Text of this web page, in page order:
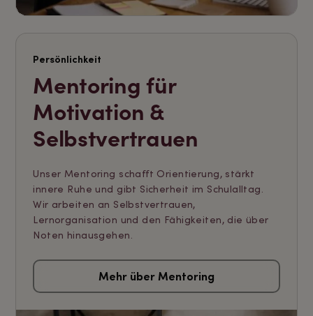
Persönlichkeit
Mentoring für
Motivation &
Selbstvertrauen
Unser Mentoring schafft Orientierung, stärkt
innere Ruhe und gibt Sicherheit im Schulalltag.
Wir arbeiten an Selbstvertrauen,
Lernorganisation und den Fähigkeiten, die über
Noten hinausgehen.
Mehr über Mentoring